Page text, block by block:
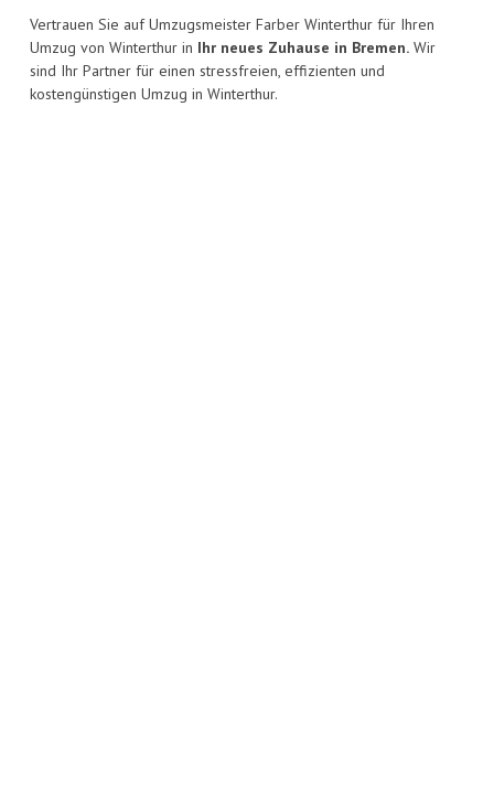
Vertrauen Sie auf Umzugsmeister Farber Winterthur für Ihren
Umzug von Winterthur in Ihr neues Zuhause in Bremen. Wir
sind Ihr Partner für einen stressfreien, effizienten und
kostengünstigen Umzug in Winterthur.